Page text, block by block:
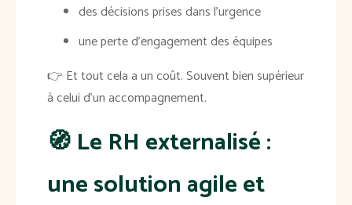
des décisions prises dans l’urgence
une perte d’engagement des équipes
👉 Et tout cela a un coût. Souvent bien supérieur
à celui d’un accompagnement.
🧭 Le RH externalisé :
une solution agile et